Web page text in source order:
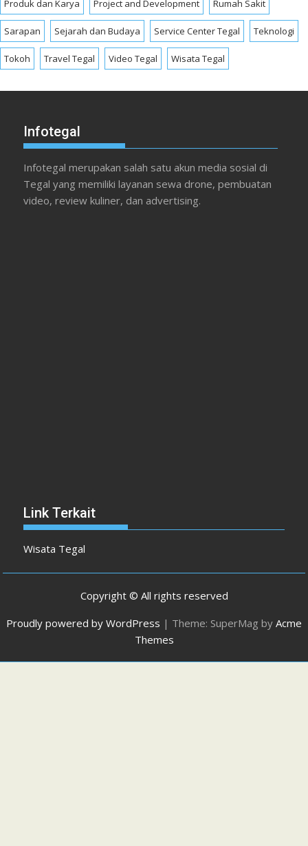
Produk dan Karya Project and Development Rumah Sakit
Sarapan Sejarah dan Budaya Service Center Tegal Teknologi
Tokoh Travel Tegal Video Tegal Wisata Tegal
Infotegal
Infotegal merupakan salah satu akun media sosial di
Tegal yang memiliki layanan sewa drone, pembuatan
video, review kuliner, dan advertising.
Link Terkait
Wisata Tegal
Copyright © All rights reserved
Proudly powered by WordPress | Theme: SuperMag by Acme
Themes